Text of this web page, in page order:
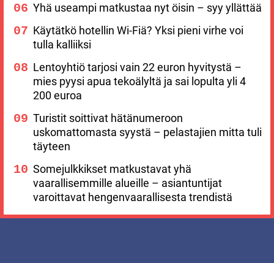
Yhä useampi matkustaa nyt öisin – syy yllättää
Käytätkö hotellin Wi-Fiä? Yksi pieni virhe voi
tulla kalliiksi
Lentoyhtiö tarjosi vain 22 euron hyvitystä –
mies pyysi apua tekoälyltä ja sai lopulta yli 4
200 euroa
Turistit soittivat hätänumeroon
uskomattomasta syystä – pelastajien mitta tuli
täyteen
Somejulkkikset matkustavat yhä
vaarallisemmille alueille – asiantuntijat
varoittavat hengenvaarallisesta trendistä